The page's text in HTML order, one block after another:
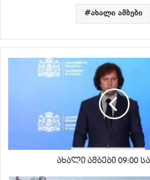
ახალი ამბები
ახალი ამბები 09:00